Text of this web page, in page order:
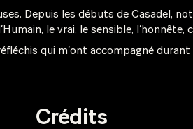
Depuis les débuts de Casadel,
le vrai, le sensible,
qui m’ont accompagné durant
Crédits